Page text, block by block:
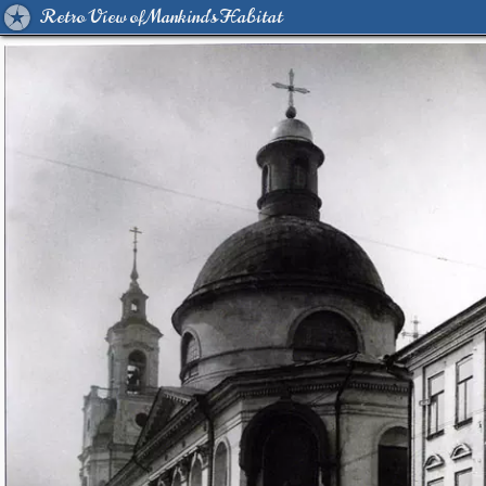
Retro View of Mankind's Habitat